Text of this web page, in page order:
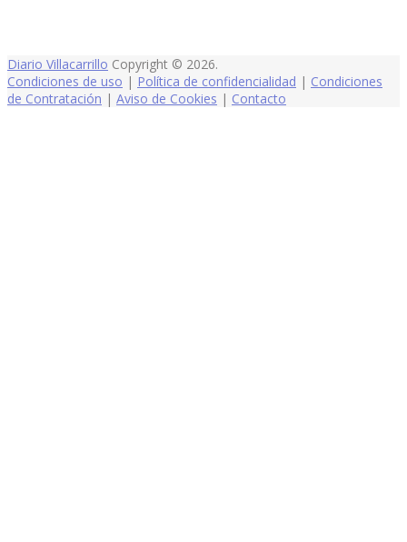
Diario Villacarrillo Copyright © 2026.
Condiciones de uso | Política de confidencialidad | Condiciones
de Contratación | Aviso de Cookies | Contacto